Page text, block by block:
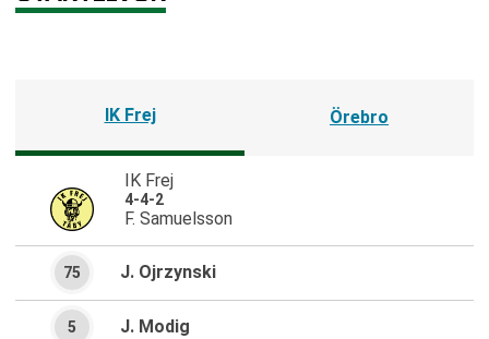
IK Frej Örebro
IK Frej
4-4-2
F. Samuelsson
J. Ojrzynski
75
J. Modig
5